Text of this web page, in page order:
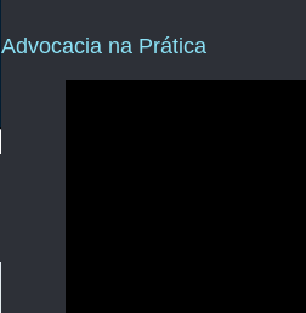
Advocacia na Prática